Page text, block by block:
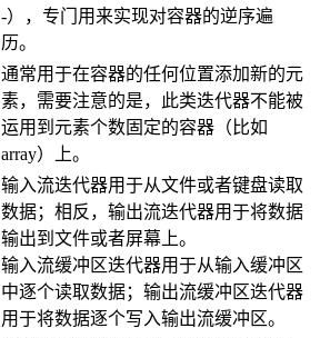
-），专门用来实现对容器的逆序遍
历。
通常用于在容器的任何位置添加新的元
素，需要注意的是，此类迭代器不能被
运用到元素个数固定的容器（比如
array）上。
输入流迭代器用于从文件或者键盘读取
数据；相反，输出流迭代器用于将数据
输出到文件或者屏幕上。
输入流缓冲区迭代器用于从输入缓冲区
中逐个读取数据；输出流缓冲区迭代器
用于将数据逐个写入输出流缓冲区。